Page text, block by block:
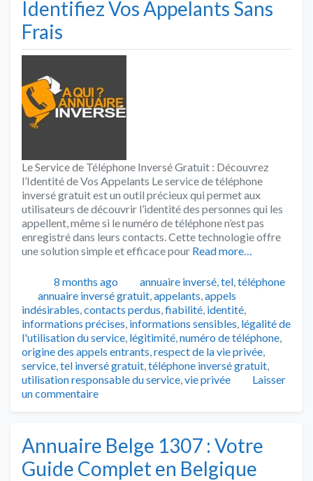
Identifiez Vos Appelants Sans
Frais
Le Service de Téléphone Inversé Gratuit : Découvrez
l’Identité de Vos Appelants Le service de téléphone
inversé gratuit est un outil précieux qui permet aux
utilisateurs de découvrir l’identité des personnes qui les
appellent, même si le numéro de téléphone n’est pas
enregistré dans leurs contacts. Cette technologie offre
une solution simple et efficace pour Read more…
Publié
8 months ago Catégories
annuaire inversé,tel,téléphone
Tags
annuaire inversé gratuit,appelants,appels
indésirables,contacts perdus,fiabilité, identité,
informations précises, informations sensibles, légalité de
l'utilisation du service, légitimité,numéro de téléphone,
origine des appels entrants,respect de la vie privée,
service,tel inversé gratuit,téléphone inversé gratuit,
utilisation responsable du service,vie privée
Laisser
un commentaire
Annuaire Belge 1307 : Votre
Guide Complet en Belgique